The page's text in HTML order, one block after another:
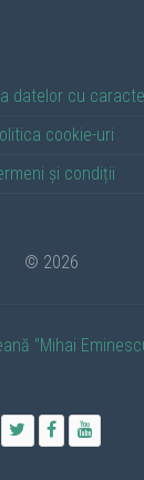
datelor cu
cookie-uri
și condiții
© 2026
”Mihai